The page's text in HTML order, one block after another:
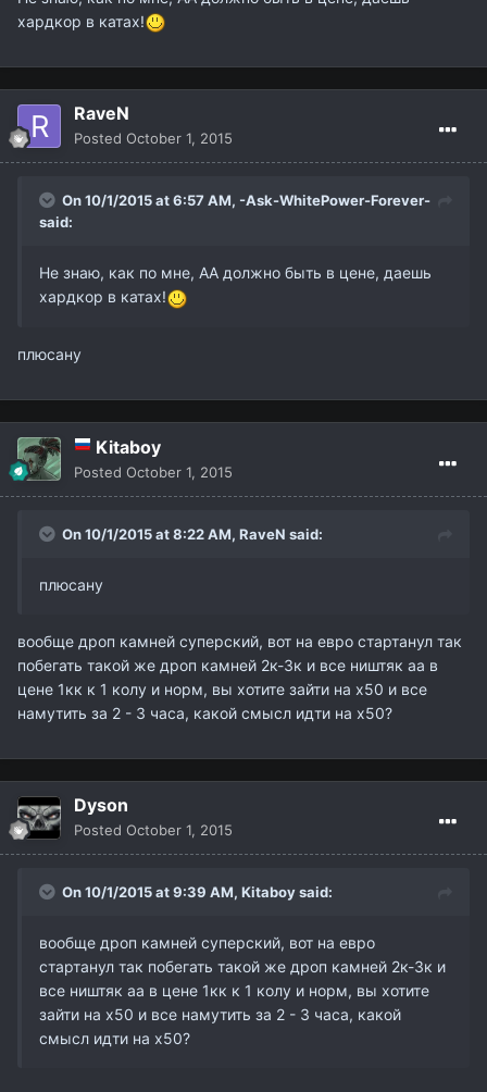
хардкор в катах!
RaveN
Posted October 1, 2015
On 10/1/2015 at 6:57 AM, -Ask-WhitePower-Forever-
said:
Не знаю, как по мне, АА должно быть в цене, даешь
хардкор в катах!
плюсану
Kitaboy
Posted October 1, 2015
On 10/1/2015 at 8:22 AM, RaveN said:
плюсану
вообще дроп камней суперский, вот на евро стартанул так
побегать такой же дроп камней 2к-3к и все ништяк аа в
цене 1кк к 1 колу и норм, вы хотите зайти на х50 и все
намутить за 2 - 3 часа, какой смысл идти на х50?
Dyson
Posted October 1, 2015
On 10/1/2015 at 9:39 AM, Kitaboysaid:
вообще дроп камней суперский, вот на евро
стартанул так побегать такой же дроп камней 2к-3к и
все ништяк аа в цене 1кк к 1 колу и норм, вы хотите
зайти на х50 и все намутить за 2 - 3 часа, какой
смысл идти на х50?